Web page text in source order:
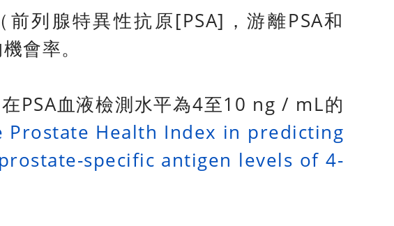
列腺特異性抗原[PSA]，游離PSA和
會率。
PSA血液檢測水平為4至10 ng / mL的
Prostate Health Index in predicting
specific antigen levels of 4-